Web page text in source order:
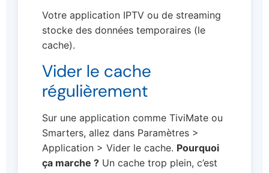
Votre application IPTV ou de streaming
stocke des données temporaires (le
cache).
Vider le cache
régulièrement
Sur une application comme TiviMate ou
Smarters, allez dans Paramètres >
Application > Vider le cache. Pourquoi
ça marche ? Un cache trop plein, c’est